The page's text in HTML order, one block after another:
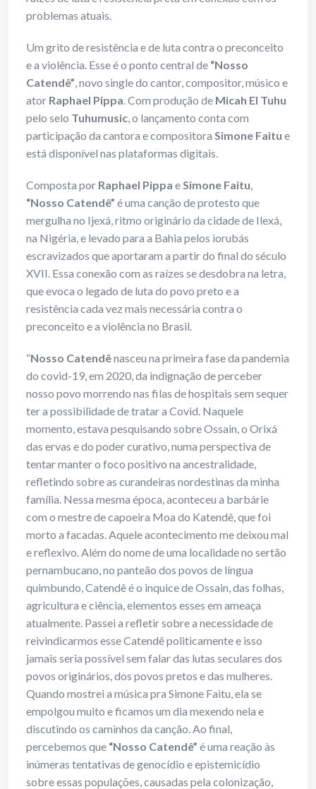
problemas atuais.
Um grito de resistência e de luta contra o preconceito
e a violência. Esse é o ponto central de “Nosso
Catendê”, novo single do cantor, compositor, músico e
ator Raphael Pippa. Com produção de Micah El Tuhu
pelo selo Tuhumusic, o lançamento conta com
participação da cantora e compositora Simone Faitu e
está disponível nas plataformas digitais.
Composta por Raphael Pippa eSimone Faitu,
“Nosso Catendê” é uma canção de protesto que
mergulha no Ijexá, ritmo originário da cidade de Ilexá,
na Nigéria, e levado para a Bahia pelos iorubás
escravizados que aportaram a partir do final do século
XVII. Essa conexão com as raízes se desdobra na letra,
que evoca o legado de luta do povo preto e a
resistência cada vez mais necessária contra o
preconceito e a violência no Brasil.
“Nosso Catendênasceu na primeira fase da pandemia
do covid-19, em 2020, da indignação de perceber
nosso povo morrendo nas filas de hospitais sem sequer
ter a possibilidade de tratar a Covid. Naquele
momento, estava pesquisando sobre Ossain, o Orixá
das ervas e do poder curativo, numa perspectiva de
tentar manter o foco positivo na ancestralidade,
refletindo sobre as curandeiras nordestinas da minha
família. Nessa mesma época, aconteceu a barbárie
com o mestre de capoeira Moa do Katendê, que foi
morto a facadas. Aquele acontecimento me deixou mal
e reflexivo. Além do nome de uma localidade no sertão
pernambucano, no panteão dos povos de língua
quimbundo, Catendê é o inquice de Ossain, das folhas,
agricultura e ciência, elementos esses em ameaça
atualmente. Passei a refletir sobre a necessidade de
reivindicarmos esse Catendê politicamente e isso
jamais seria possível sem falar das lutas seculares dos
povos originários, dos povos pretos e das mulheres.
Quando mostrei a música pra Simone Faitu, ela se
empolgou muito e ficamos um dia mexendo nela e
discutindo os caminhos da canção. Ao final,
percebemos que “Nosso Catendê” é uma reação às
inúmeras tentativas de genocídio e epistemicídio
sobre essas populações, causadas pela colonização,